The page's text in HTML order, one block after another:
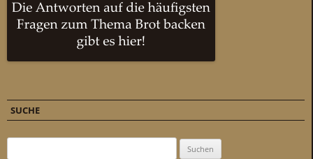
SUCHE